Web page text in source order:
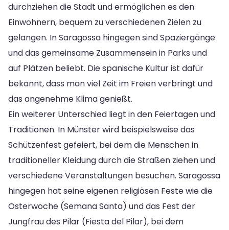
durchziehen die Stadt und ermöglichen es den
Einwohnern, bequem zu verschiedenen Zielen zu
gelangen. In Saragossa hingegen sind Spaziergänge
und das gemeinsame Zusammensein in Parks und
auf Plätzen beliebt. Die spanische Kultur ist dafür
bekannt, dass man viel Zeit im Freien verbringt und
das angenehme Klima genießt.
Ein weiterer Unterschied liegt in den Feiertagen und
Traditionen. In Münster wird beispielsweise das
Schützenfest gefeiert, bei dem die Menschen in
traditioneller Kleidung durch die Straßen ziehen und
verschiedene Veranstaltungen besuchen. Saragossa
hingegen hat seine eigenen religiösen Feste wie die
Osterwoche (Semana Santa) und das Fest der
Jungfrau des Pilar (Fiesta del Pilar), bei dem